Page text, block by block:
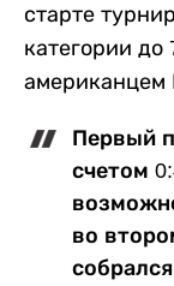
старте
категории до
Первый
счетом
во